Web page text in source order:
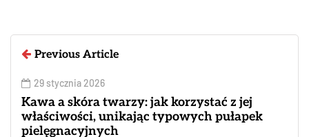
Previous Article
29 stycznia 2026
Kawa a skóra twarzy: jak korzystać z jej
właściwości, unikając typowych pułapek
pielęgnacyjnych